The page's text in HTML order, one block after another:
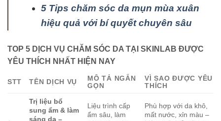
5 Tips chăm sóc da mụn mùa xuân
hiệu quả với bí quyết chuyên sâu
TOP 5 DỊCH VỤ CHĂM SÓC DA TẠI SKINLAB ĐƯỢC
YÊU THÍCH NHẤT HIỆN NAY
STT TÊN DỊCH VỤ
MÔ TẢ NGẮN
GỌN
VÌ SAO ĐƯỢC YÊU
THÍCH
Trị liệu bổ
sung ẩm & làm
sáng da –
Liệu trình cấp
ẩm sâu, làm
Phù hợp với da khô,
mất nước, xỉn màu –